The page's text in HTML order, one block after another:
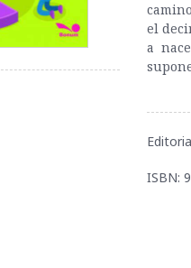
el
a
ISBN: